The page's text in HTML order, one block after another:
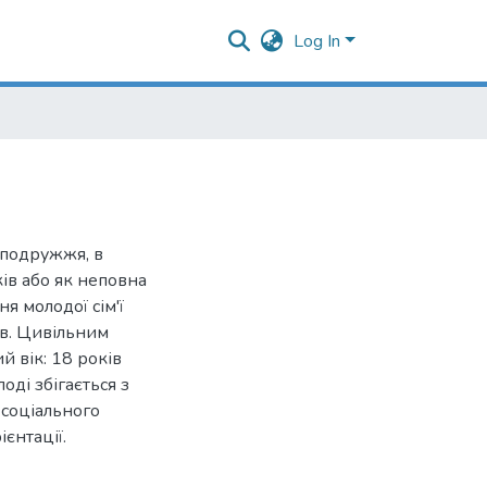
Log In
подружжя, в
або як неповна
молодої сім'ї
Цивільним
вік: 18 років
збігається з